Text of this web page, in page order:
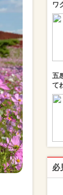
ワ
五
て
必